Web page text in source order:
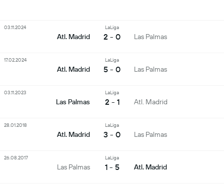
Atl. Madrid
LaLiga
2 - 0 Las Palmas
03.11.2024
Atl. Madrid
LaLiga
5 - 0 Las Palmas
17.02.2024
Las Palmas
LaLiga
2 - 1 Atl. Madrid
03.11.2023
Atl. Madrid
LaLiga
3 - 0 Las Palmas
28.01.2018
Las Palmas
LaLiga
1 - 5 Atl. Madrid
26.08.2017